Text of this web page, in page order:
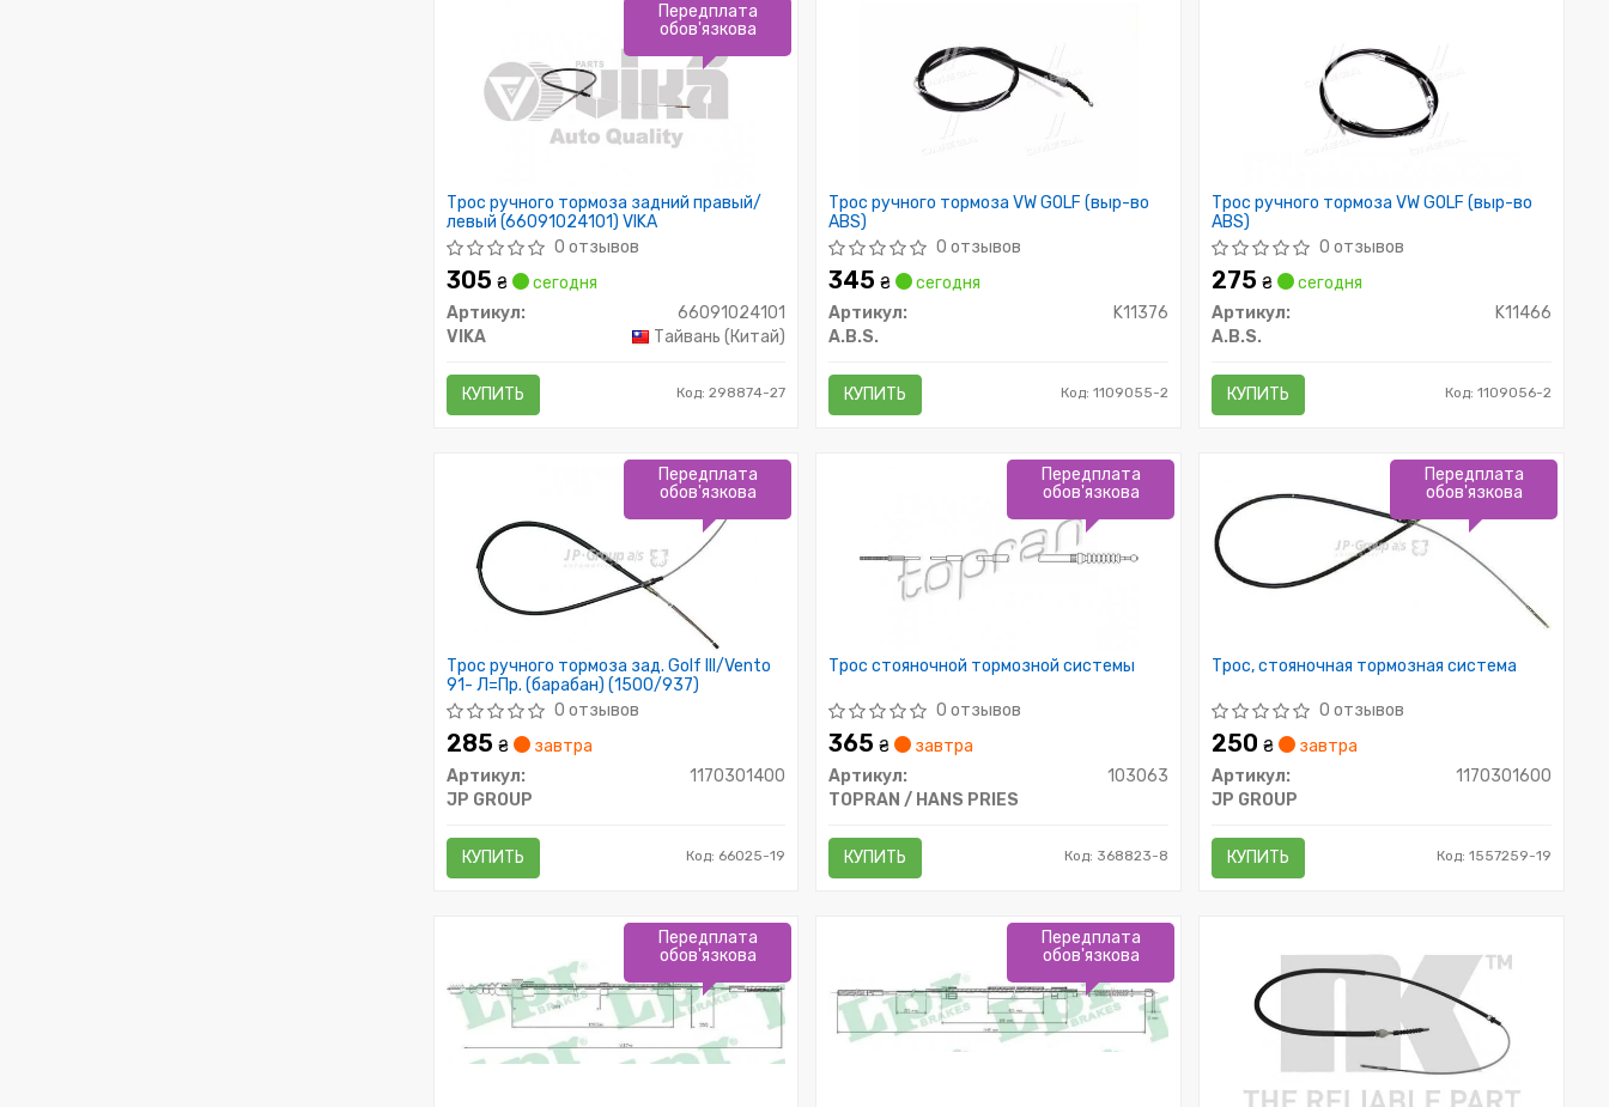
Трос ручного тормоза задний правый/
левый (66091024101) VIKA
0 отзывов
305 ₴
сегодня
Артикул:
66091024101
VIKA
Тайвань (Китай)
КУПИТЬ Код: 298874-27
Передплата
обов'язкова
Трос ручного тормоза VW GOLF (выр-во
ABS)
0 отзывов
345₴
сегодня
Артикул:
K11376
A.B.S.
КУПИТЬ Код: 1109055-2
Трос ручного тормоза VW GOLF (выр-во
ABS)
0 отзывов
275₴
сегодня
Артикул:
K11466
A.B.S.
КУПИТЬ Код: 1109056-2
Трос ручного тормоза зад. Golf III/Vento
91- Л=Пр. (барабан) (1500/937)
0 отзывов
285 ₴
завтра
Артикул:
1170301400
JP GROUP
КУПИТЬ Код: 66025-19
Передплата
обов'язкова
Трос стояночной тормозной системы
0 отзывов
365₴
завтра
Артикул:
103063
TOPRAN / HANS PRIES
КУПИТЬ Код: 368823-8
Передплата
обов'язкова
Трос, стояночная тормозная система
0 отзывов
250₴
завтра
Артикул:
1170301600
JP GROUP
КУПИТЬ Код: 1557259-19
Передплата
обов'язкова
Передплата
обов'язкова
Передплата
обов'язкова